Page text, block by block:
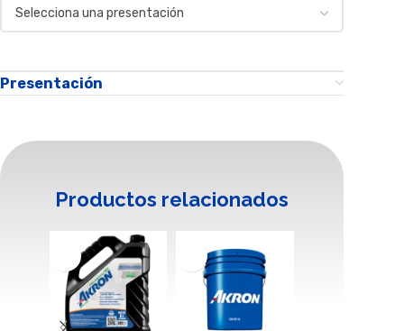
Presentación
Productos relacionados